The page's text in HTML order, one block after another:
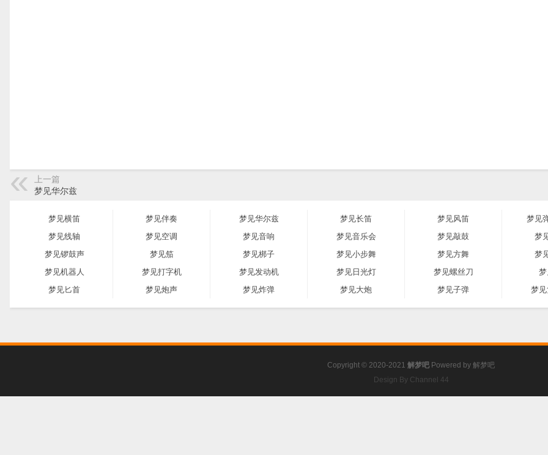
上一篇
梦见华尔兹
梦见横笛 梦见伴奏 梦见华尔兹 梦见长笛 梦见风笛
梦见
梦见线轴
梦见空调 梦见音响 梦见音乐会 梦见敲鼓
梦
梦见锣鼓声
梦见笳 梦见梆子 梦见小步舞 梦见方舞
梦
梦见机器人
梦见打字机 梦见发动机 梦见日光灯 梦见螺丝刀
梦见匕首
梦见炮声 梦见炸弹 梦见大炮 梦见子弹 梦
Copyright © 2020-2021 解梦吧 Powered by 解梦吧
Design By Channel 44